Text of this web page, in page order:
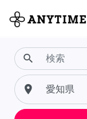
search
place